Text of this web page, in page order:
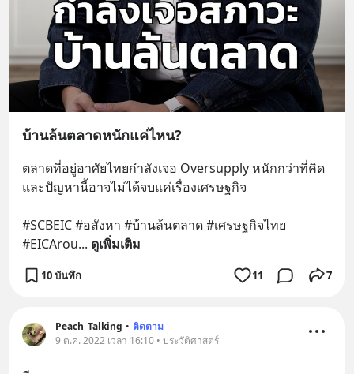
บ้านล้นตลาดหนักแค่ไหน?
ตลาดที่อยู่อาศัยไทยกำลังเจอ Oversupply หนักกว่าที่คิด
และปัญหานี้อาจไม่ได้จบแค่เรื่องเศรษฐกิจ
#SCBEIC #อสังหา #บ้านล้นตลาด #เศรษฐกิจไทย
#EICArou... ดูเพิ่มเติม
10 บันทึก 11 7
Peach_Talking • ติดตาม
9 ต.ค. 2022 เวลา 16:10 • ประวัติศาสตร์